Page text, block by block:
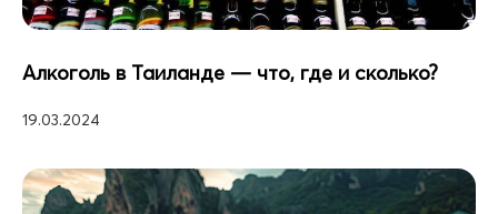
Алкоголь в Таиланде — что, где и сколько?
19.03.2024